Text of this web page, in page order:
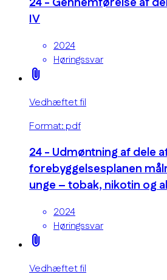
IV
2024
Høringssvar
attach_file
Vedhæftet fil
Format: pdf
24 - Udmøntning af dele
forebyggelsesplanen
unge – tobak, nikotin og
2024
Høringssvar
attach_file
Vedhæftet fil